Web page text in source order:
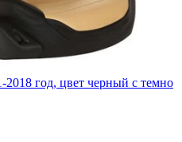
год, цвет черный с темно